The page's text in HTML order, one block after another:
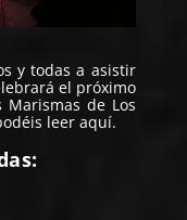
y todas a asistir
el próximo
de Los
leeraquí.